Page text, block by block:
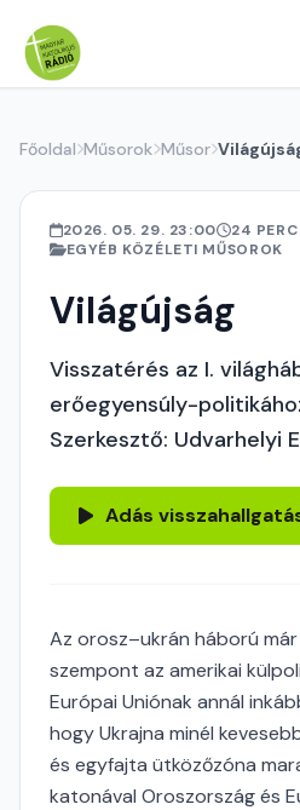
Főoldal Műsorok Műsor
2026. 05. 29. 23:00
24 PERC
EGYÉB KÖZÉLETI MŰSOROK
Világújság
Visszatérés az I.
erőegyensúly-
Szerkesztő: Udvarhelyi
Adás
Az orosz–ukrán háború
szempont az amerikai
Európai Uniónak annál
hogy Ukrajna minél
és egyfajta ütközőzóna
katonával Oroszország és